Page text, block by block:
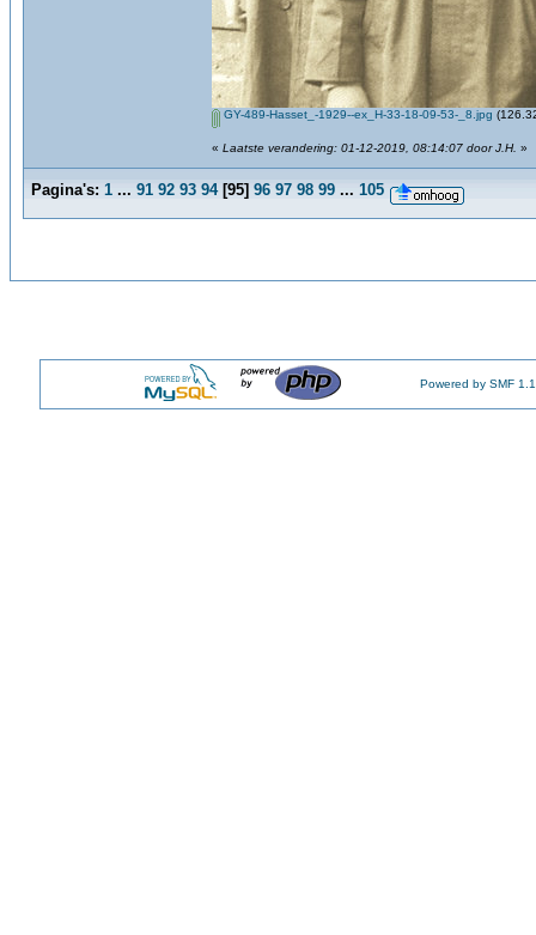
GY-489-Hasset_-1929--ex_H-33-18-09-53-_8.jpg
« Laatste verandering: 01-12-2019, 08:14:07 door J.H. »
Pagina's: 1 ... 91 92 93 94[95] 96 97 98 99 ... 105
Powered by SMF